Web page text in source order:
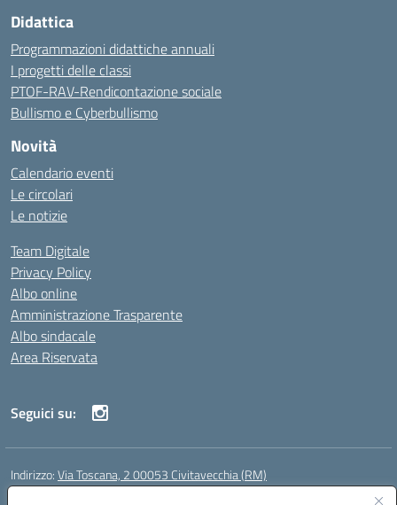
Didattica
Programmazioni didattiche annuali
I progetti delle classi
PTOF-RAV-Rendicontazione sociale
Bullismo e Cyberbullismo
Novità
Calendario eventi
Le circolari
Le notizie
Team Digitale
Privacy Policy
Albo online
Amministrazione Trasparente
Albo sindacale
Area Riservata
Seguici su:
Indirizzo:Via Toscana, 2 00053 Civitavecchia (RM)
Centralino: